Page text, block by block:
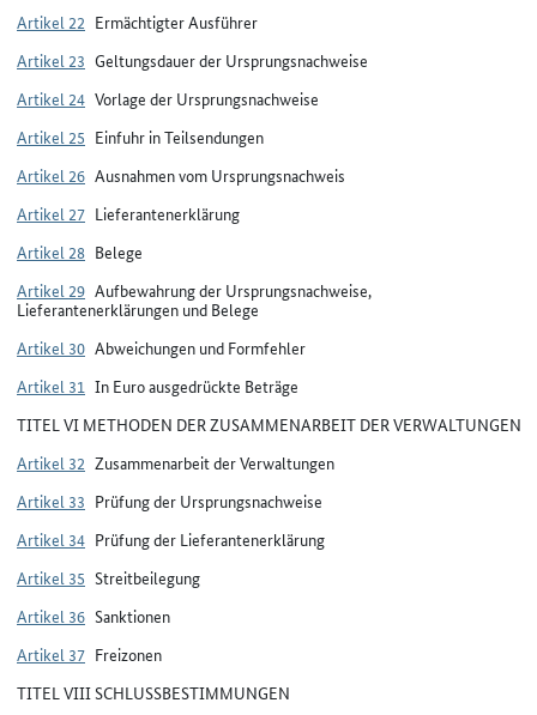
Artikel 22 Ermächtigter Ausführer
Artikel 23 Geltungsdauer der Ursprungsnachweise
Artikel 24 Vorlage der Ursprungsnachweise
Artikel 25 Einfuhr in Teilsendungen
Artikel 26 Ausnahmen vom Ursprungsnachweis
Artikel 27 Lieferantenerklärung
Artikel 28 Belege
Artikel 29 Aufbewahrung der Ursprungsnachweise,
Lieferantenerklärungen und Belege
Artikel 30 Abweichungen und Formfehler
Artikel 31 In Euro ausgedrückte Beträge
TITEL VI METHODEN DER ZUSAMMENARBEIT DER VERWALTUNGEN
Artikel 32 Zusammenarbeit der Verwaltungen
Artikel 33 Prüfung der Ursprungsnachweise
Artikel 34 Prüfung der Lieferantenerklärung
Artikel 35 Streitbeilegung
Artikel 36 Sanktionen
Artikel 37 Freizonen
TITEL VIII SCHLUSSBESTIMMUNGEN